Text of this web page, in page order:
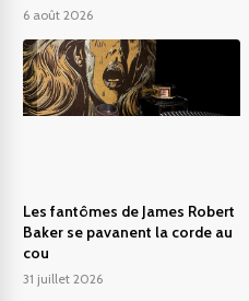
6 août 2026
Les fantômes de James Robert
Baker se pavanent la corde au
cou
31 juillet 2026